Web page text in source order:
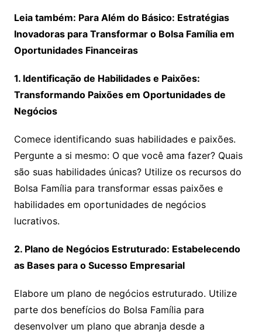
Leia também: Para Além do Básico: Estratégias
Inovadoras para Transformar o Bolsa Família em
Oportunidades Financeiras
1. Identificação de Habilidades e Paixões:
Transformando Paixões em Oportunidades de
Negócios
Comece identificando suas habilidades e paixões.
Pergunte a si mesmo: O que você ama fazer? Quais
são suas habilidades únicas? Utilize os recursos do
Bolsa Família para transformar essas paixões e
habilidades em oportunidades de negócios
lucrativos.
2. Plano de Negócios Estruturado: Estabelecendo
as Bases para o Sucesso Empresarial
Elabore um plano de negócios estruturado. Utilize
parte dos benefícios do Bolsa Família para
desenvolver um plano que abranja desde a